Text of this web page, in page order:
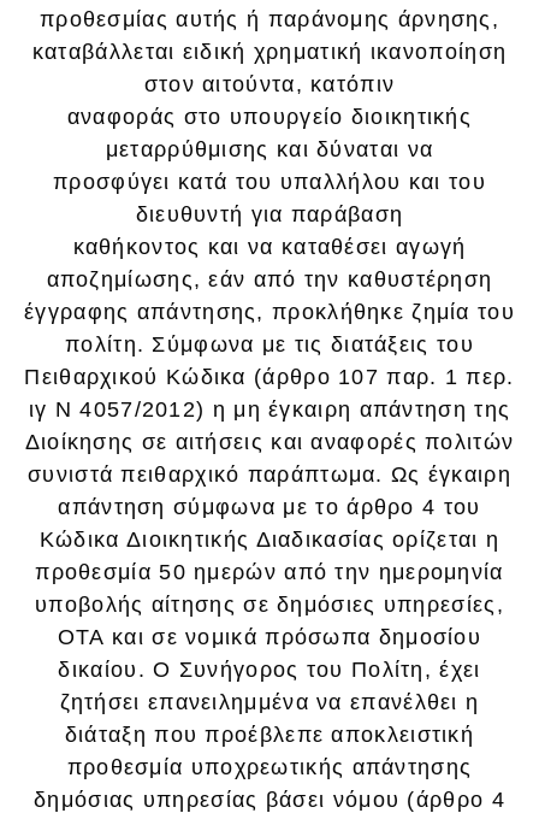
προθεσμίας αυτής ή παράνομης άρνησης,
καταβάλλεται ειδική χρηματική ικανοποίηση
στον αιτούντα, κατόπιν
αναφοράς στο υπουργείο διοικητικής
μεταρρύθμισης και δύναται να
προσφύγει κατά του υπαλλήλου και του
διευθυντή για παράβαση
καθήκοντος και να καταθέσει αγωγή
αποζημίωσης, εάν από την καθυστέρηση
έγγραφης απάντησης, προκλήθηκε ζημία του
πολίτη. Σύμφωνα με τις διατάξεις του
Πειθαρχικού Κώδικα (άρθρο 107 παρ. 1 περ.
ιγ Ν 4057/2012) η μη έγκαιρη απάντηση της
Διοίκησης σε αιτήσεις και αναφορές πολιτών
συνιστά πειθαρχικό παράπτωμα. Ως έγκαιρη
απάντηση σύμφωνα με το άρθρο 4 του
Κώδικα Διοικητικής Διαδικασίας ορίζεται η
προθεσμία 50 ημερών από την ημερομηνία
υποβολής αίτησης σε δημόσιες υπηρεσίες,
ΟΤΑ και σε νομικά πρόσωπα δημοσίου
δικαίου. Ο Συνήγορος του Πολίτη, έχει
ζητήσει επανειλημμένα να επανέλθει η
διάταξη που προέβλεπε αποκλειστική
προθεσμία υποχρεωτικής απάντησης
δημόσιας υπηρεσίας βάσει νόμου (άρθρο 4